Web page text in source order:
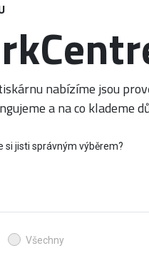
nabízíme jsou
a na co klademe
si jisti správným výběrem?
Všechny